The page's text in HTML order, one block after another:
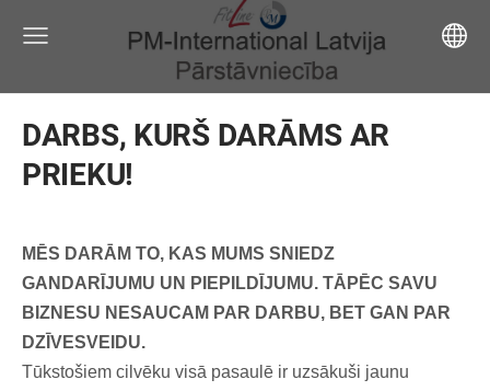
DARBS, KURŠ DARĀMS AR
PRIEKU!
MĒS DARĀM TO, KAS MUMS SNIEDZ
GANDARĪJUMU UN PIEPILDĪJUMU. TĀPĒC SAVU
BIZNESU NESAUCAM PAR DARBU, BET GAN PAR
DZĪVESVEIDU.
Tūkstošiem cilvēku visā pasaulē ir uzsākuši jaunu